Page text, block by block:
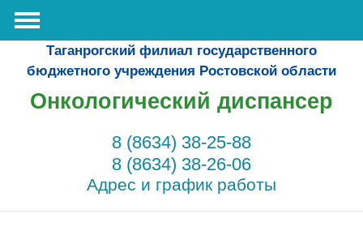
Таганрогский филиал государственного
бюджетного учреждения Ростовской области
Онкологический диспансер
8 (8634) 38-25-88
8 (8634) 38-26-06
Адрес и график работы